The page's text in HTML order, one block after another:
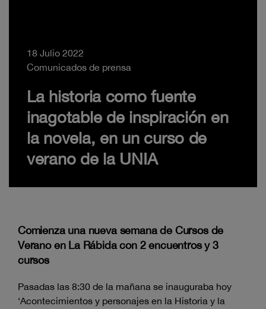
18 Julio 2022
Comunicados de prensa
La historia como fuente
inagotable de inspiración en
la novela, en un curso de
verano de la UNIA
Comienza una nueva semana de Cursos de
Verano en La Rábida con 2 encuentros y 3
cursos
Pasadas las 8:30 de la mañana se inauguraba hoy
‘Acontecimientos y personajes en la Historia y la